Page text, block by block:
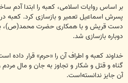
بر اساس روایات اسلامی، کعبه را ابتدا
پسرش اسماعیل تعمیر و بازسازی کرد. کعبه
دست قریش و با همکاری حضرت محمد(ص)، بر
دوباره بازسازی شد.
خداوند کعبه و اطراف آن را «حرم» قرار
گناه و قتل و شکار و تجاوز به جان و مال
آن جایز ندانسته‌است.